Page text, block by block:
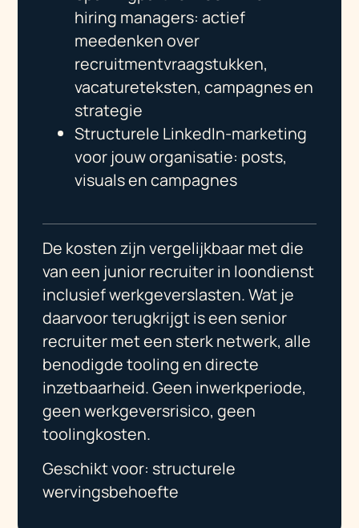
hiring managers: actief
meedenken over
recruitmentvraagstukken,
vacatureteksten, campagnes en
strategie
Structurele LinkedIn-marketing
voor jouw organisatie: posts,
visuals en campagnes
De kosten zijn vergelijkbaar met die
van een junior recruiter in loondienst
inclusief werkgeverslasten. Wat je
daarvoor terugkrijgt is een senior
recruiter met een sterk netwerk, alle
benodigde tooling en directe
inzetbaarheid. Geen inwerkperiode,
geen werkgeversrisico, geen
toolingkosten.
Geschikt voor: structurele
wervingsbehoefte